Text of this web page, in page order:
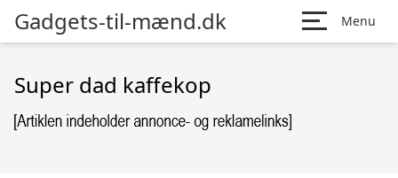
Gadgets-til-mænd.dk Menu
Super dad kaffekop